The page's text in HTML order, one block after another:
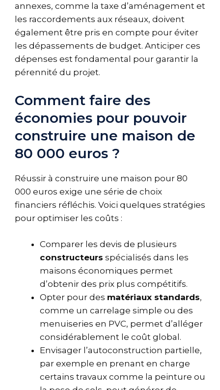
annexes, comme la taxe d’aménagement et
les raccordements aux réseaux, doivent
également être pris en compte pour éviter
les dépassements de budget. Anticiper ces
dépenses est fondamental pour garantir la
pérennité du projet.
Comment faire des
économies pour pouvoir
construire une maison de
80 000 euros ?
Réussir à construire une maison pour 80
000 euros exige une série de choix
financiers réfléchis. Voici quelques stratégies
pour optimiser les coûts :
Comparer les devis de plusieurs
constructeurs spécialisés dans les
maisons économiques permet
d’obtenir des prix plus compétitifs.
Opter pour des matériaux standards,
comme un carrelage simple ou des
menuiseries en PVC, permet d’alléger
considérablement le coût global.
Envisager l’autoconstruction partielle,
par exemple en prenant en charge
certains travaux comme la peinture ou